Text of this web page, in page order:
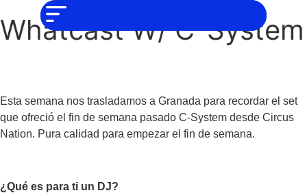
Tendencias
Foodie
Cultura
PERO IGUAL
TAMBIÉN TE
PODEMOS
Whatcast W/ C-System
Esta semana nos trasladamos a Granada para recordar el set
que ofreció el fin de semana pasado C-System desde Circus
Nation. Pura calidad para empezar el fin de semana.
¿Qué es para ti un DJ?